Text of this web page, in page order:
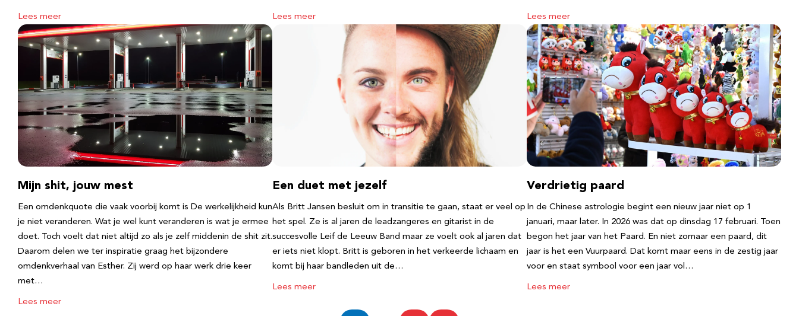
Lees meer Lees meer Lees meer
Mijn shit, jouw mest
Een omdenkquote die vaak voorbij komt is De werkelijkheid kun
je niet veranderen. Wat je wel kunt veranderen is wat je ermee
doet. Toch voelt dat niet altijd zo als je zelf middenin de shit zit.
Daarom delen we ter inspiratie graag het bijzondere
omdenkverhaal van Esther. Zij werd op haar werk drie keer
met…
Lees meer
Een duet met jezelf
Als Britt Jansen besluit om in transitie te gaan, staat er veel op
het spel. Ze is al jaren de leadzangeres en gitarist in de
succesvolle Leif de Leeuw Band maar ze voelt ook al jaren dat
er iets niet klopt. Britt is geboren in het verkeerde lichaam en
komt bij haar bandleden uit de…
Lees meer
Verdrietig paard
In de Chinese astrologie begint een nieuw jaar niet op 1
januari, maar later. In 2026 was dat op dinsdag 17 februari. Toen
begon het jaar van het Paard. En niet zomaar een paard, dit
jaar is het een Vuurpaard. Dat komt maar eens in de zestig jaar
voor en staat symbool voor een jaar vol…
Lees meer